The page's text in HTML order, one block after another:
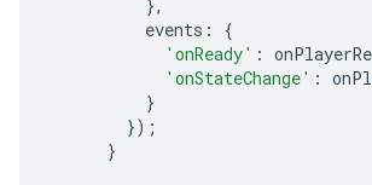
},
events :
{
'onReady' :
'onStateChange' :
}
});
}